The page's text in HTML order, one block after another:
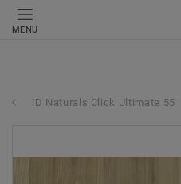
MENU
iD Naturals Click Ultimate 55